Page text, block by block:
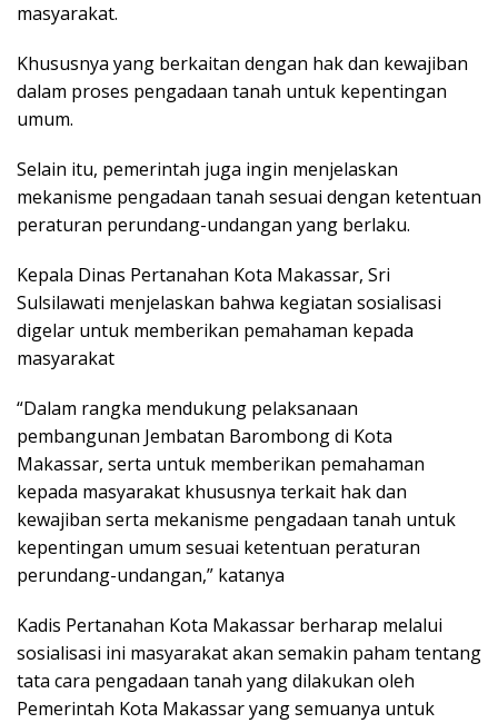
masyarakat.
Khususnya yang berkaitan dengan hak dan kewajiban
dalam proses pengadaan tanah untuk kepentingan
umum.
Selain itu, pemerintah juga ingin menjelaskan
mekanisme pengadaan tanah sesuai dengan ketentuan
peraturan perundang-undangan yang berlaku.
Kepala Dinas Pertanahan Kota Makassar, Sri
Sulsilawati menjelaskan bahwa kegiatan sosialisasi
digelar untuk memberikan pemahaman kepada
masyarakat
“Dalam rangka mendukung pelaksanaan
pembangunan Jembatan Barombong di Kota
Makassar, serta untuk memberikan pemahaman
kepada masyarakat khususnya terkait hak dan
kewajiban serta mekanisme pengadaan tanah untuk
kepentingan umum sesuai ketentuan peraturan
perundang-undangan,” katanya
Kadis Pertanahan Kota Makassar berharap melalui
sosialisasi ini masyarakat akan semakin paham tentang
tata cara pengadaan tanah yang dilakukan oleh
Pemerintah Kota Makassar yang semuanya untuk